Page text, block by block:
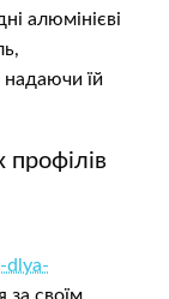
алюмінієві
надаючи їй
dlya-